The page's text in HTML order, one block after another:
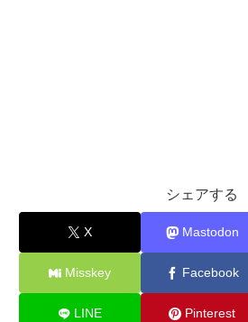
シェアする
X Mastodon
Misskey Facebook
LINE Pinterest